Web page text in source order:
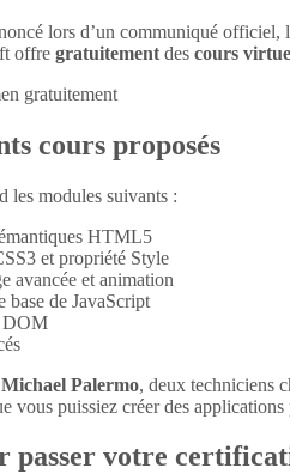
lors d’un communiqué officiel,
offre gratuitement des cours
gratuitement
cours proposés
les modules suivants :
HTML5
et propriété Style
avancée et animation
base de JavaScript
DOM
Michael Palermo, deux techniciens
vous puissiez créer des applications
passer votre